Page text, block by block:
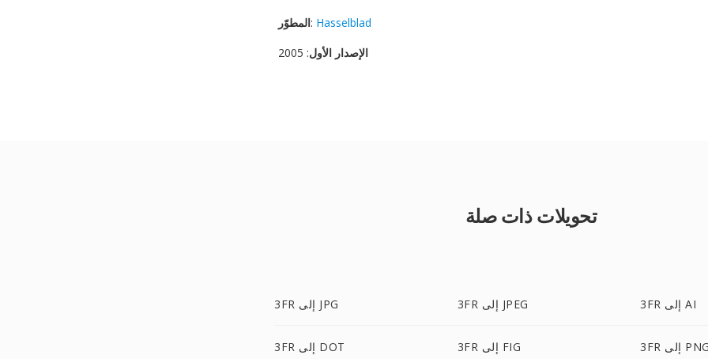
المطوّر: Hasselblad
الإصدار الأول: 2005
تحويلات ذات صلة
3FR إلى JPG 3FR إلى JPEG 3FR إلى AI
3FR إلى DOT 3FR إلى FIG 3FR إلى PNG